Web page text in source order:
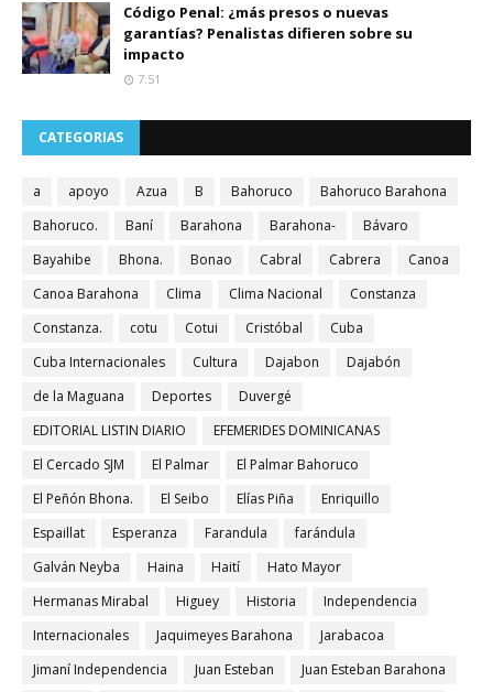
Código Penal: ¿más presos o nuevas
garantías? Penalistas difieren sobre su
impacto
7:51
CATEGORIAS
a apoyo Azua B Bahoruco
Bahoruco Barahona
Bahoruco.
Baní Barahona Barahona-
Bávaro
Bayahibe
Bhona. Bonao Cabral Cabrera
Canoa
Canoa Barahona
Clima Clima Nacional
Constanza
Constanza.
cotu Cotui Cristóbal
Cuba
Cuba Internacionales
Cultura Dajabon
Dajabón
de la Maguana
Deportes
Duvergé
EDITORIAL LISTIN DIARIO
EFEMERIDES DOMINICANAS
El Cercado SJM
El Palmar
El Palmar Bahoruco
El Peñón Bhona.
El Seibo Elías Piña
Enriquillo
Espaillat
Esperanza Farandula
farándula
Galván Neyba
Haina Haití
Hato Mayor
Hermanas Mirabal
Higuey Historia
Independencia
Internacionales
Jaquimeyes Barahona
Jarabacoa
Jimaní Independencia
Juan Esteban
Juan Esteban Barahona